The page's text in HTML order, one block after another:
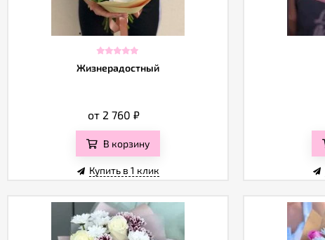
Жизнерадостный
от 2 760 ₽
В корзину
Купить в 1 клик